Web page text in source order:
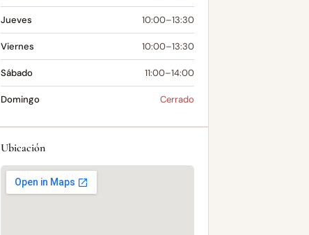
Jueves 10:00–13:30
Viernes 10:00–13:30
Sábado 11:00–14:00
Domingo Cerrado
Ubicación